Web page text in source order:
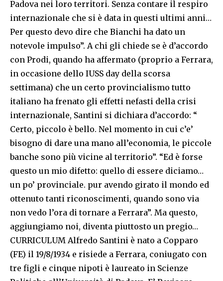
Padova nei loro territori. Senza contare il respiro
internazionale che si è data in questi ultimi anni…
Per questo devo dire che Bianchi ha dato un
notevole impulso”. A chi gli chiede se è d’accordo
con Prodi, quando ha affermato (proprio a Ferrara,
in occasione dello IUSS day della scorsa
settimana) che un certo provincialismo tutto
italiano ha frenato gli effetti nefasti della crisi
internazionale, Santini si dichiara d’accordo: “
Certo, piccolo è bello. Nel momento in cui c’e’
bisogno di dare una mano all’economia, le piccole
banche sono più vicine al territorio”. “Ed è forse
questo un mio difetto: quello di essere diciamo…
un po’ provinciale. pur avendo girato il mondo ed
ottenuto tanti riconoscimenti, quando sono via
non vedo l’ora di tornare a Ferrara”. Ma questo,
aggiungiamo noi, diventa piuttosto un pregio…
CURRICULUM Alfredo Santini è nato a Copparo
(FE) il 19/8/1934 e risiede a Ferrara, coniugato con
tre figli e cinque nipoti è laureato in Scienze